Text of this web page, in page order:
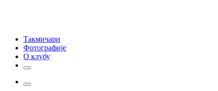
Такмичари
Фотографије
О клубу